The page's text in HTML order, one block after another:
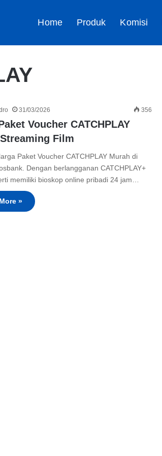
Home Produk Komisi
31/03/2026 356
Voucher CATCHPLAY
Film
Paket Voucher CATCHPLAY Murah di
Dengan berlangganan CATCHPLAY+
memiliki bioskop online pribadi 24 jam…
»